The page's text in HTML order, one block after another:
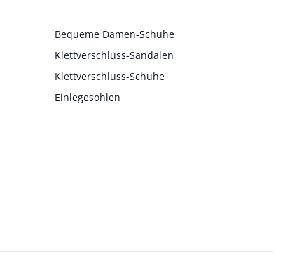
Bequeme Damen-Schuhe
Klettverschluss-Sandalen
Klettverschluss-Schuhe
Einlegesohlen